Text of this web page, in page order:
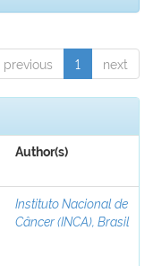
previous 1 next
Author(s)
Instituto Nacional de
Câncer (INCA), Brasil